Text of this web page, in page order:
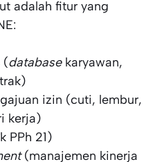
adalah fitur yang
(databasekaryawan,
izin (cuti, lembur,
kerja)
PPh 21)
(manajemen kinerja